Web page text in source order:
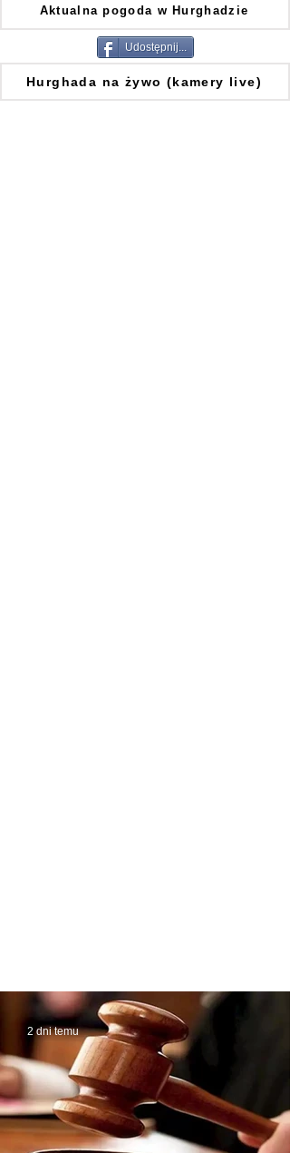
Aktualna pogoda w Hurghadzie
Udostępnij...
Hurghada na żywo (kamery live)
2 dni temu